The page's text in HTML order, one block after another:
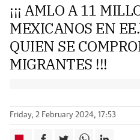
¡¡¡ AMLO A 11
MEXICANOS EN
QUIEN SE
MIGRANTES !!!
Friday, 2 February 2024, 17:53